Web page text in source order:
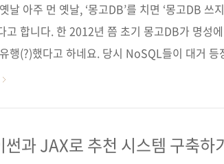
날 아주 먼 옛날, ‘몽고DB’를 치면 ‘몽고DB 쓰
고 합니다. 한 2012년 쯤 초기 몽고DB가 명성
행(?)했다고 하네요. 당시 NoSQL들이 대거
다. 사실 NoSQL은 예나 지금이나 SQL과의 부
이나 스택오버플로 개발자 설문조사에서 가장
썬과 JAX로 추천 시스템 구축하